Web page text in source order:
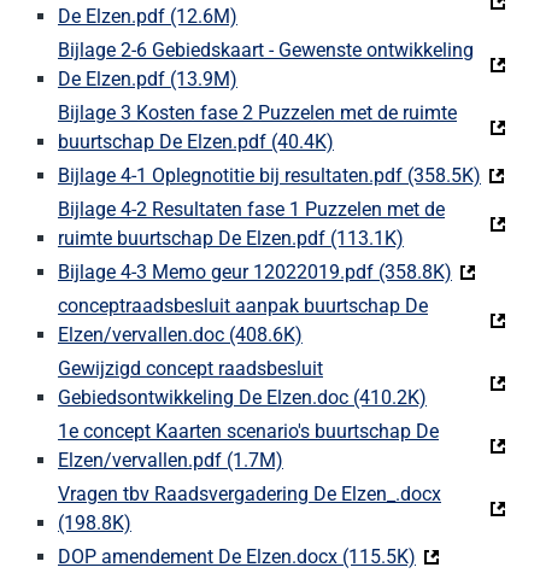
De Elzen.pdf (12.6M) (Deze link gaat naar een externe
Bijlage 2-6 Gebiedskaart - Gewenste ontwikkeling
De Elzen.pdf (13.9M) (Deze link gaat naar een externe
Bijlage 3 Kosten fase 2 Puzzelen met de ruimte
buurtschap De Elzen.pdf (40.4K) (Deze link gaat naar
Bijlage 4-1 Oplegnotitie bij resultaten.pdf (358.5K)
Bijlage 4-2 Resultaten fase 1 Puzzelen met de
ruimte buurtschap De Elzen.pdf (113.1K) (Deze link
Bijlage 4-3 Memo geur 12022019.pdf (358.8K) (Deze
conceptraadsbesluit aanpak buurtschap De
Elzen/vervallen.doc (408.6K) (Deze link gaat naar een
Gewijzigd concept raadsbesluit
Gebiedsontwikkeling De Elzen.doc (410.2K) (Deze link
1e concept Kaarten scenario's buurtschap De
Elzen/vervallen.pdf (1.7M) (Deze link gaat naar een
Vragen tbv Raadsvergadering De Elzen_.docx
(198.8K)
DOP amendement De Elzen.docx (115.5K) (Deze link